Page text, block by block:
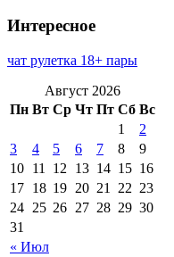
Интересное
чат рулетка 18+ пары
Август 2026
Пн Вт Ср Чт Пт Сб Вс
« Июл
1
2
3
4 5 6 7 8
9
10 11 12 13 14 15 16
17 18 19 20 21 22 23
24 25 26 27 28 29 30
31